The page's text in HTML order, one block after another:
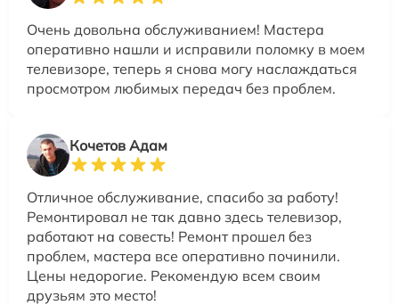
Очень довольна обслуживанием! Мастера
оперативно нашли и исправили поломку в моем
телевизоре, теперь я снова могу наслаждаться
просмотром любимых передач без проблем.
Кочетов Адам
Отличное обслуживание, спасибо за работу!
Ремонтировал не так давно здесь телевизор,
работают на совесть! Ремонт прошел без
проблем, мастера все оперативно починили.
Цены недорогие. Рекомендую всем своим
друзьям это место!